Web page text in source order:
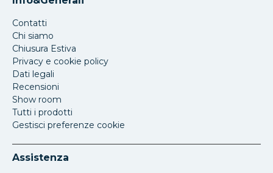
Contatti
Chi siamo
Chiusura Estiva
Privacy e cookie policy
Dati legali
Recensioni
Show room
Tutti i prodotti
Gestisci preferenze cookie
Assistenza